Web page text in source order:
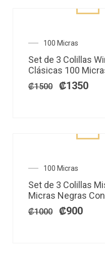
100 Micras
Set de 3 Colillas
Clásicas 100
₡1500
El
precio
original
era:
₡1500.
₡1350
es:
100 Micras
Set de 3 Colillas
Micras Negras
₡1000
El
precio
original
era:
₡1000.
₡900
precio
es:
₡900.